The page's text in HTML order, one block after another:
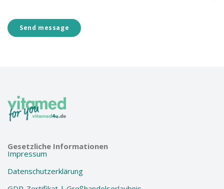
Gesetzliche Informationen
Impressum
Datenschutzerklärung